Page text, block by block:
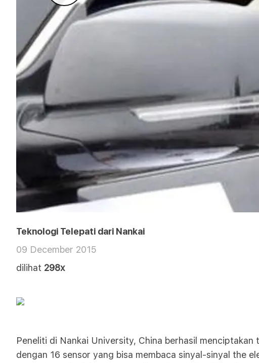
Teknologi Telepati dari Nankai
09 December 2015
dilihat 298x
Peneliti di Nankai University, China berhasil
dengan 16 sensor yang bisa membaca sinyal-sinyal the